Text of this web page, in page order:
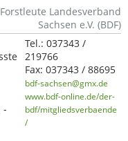
Landesverband
Sachsen e.V. (BDF)
-
Tel.:037343 /
219766
Fax:037343 / 88695
bdf-sachsen@gmx.de
www.bdf-online.de/der-
bdf/mitgliedsverbaende
/